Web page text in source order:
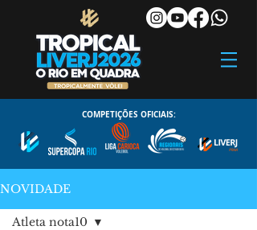
COMPETIÇÕES OFICIAIS:
NOVIDADE
Atleta nota10